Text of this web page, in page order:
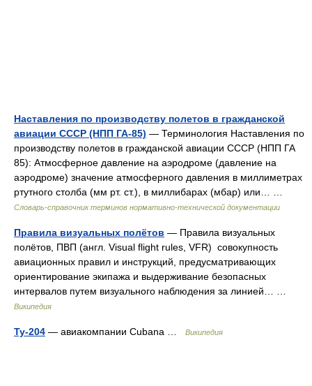
Наставления по производству полетов в гражданской
авиации СССР (НПП ГА-85) — Терминология Наставления по
производству полетов в гражданской авиации СССР (НПП ГА
85): Атмосферное давление на аэродроме (давление на
аэродроме) значение атмосферного давления в миллиметрах
ртутного столба (мм рт. ст.), в миллибарах (мбар) или… …
Словарь-справочник терминов нормативно-технической документации
Правила визуальных полётов — Правила визуальных
полётов, ПВП (англ. Visual flight rules, VFR) совокупность
авиационных правил и инструкций, предусматривающих
ориентирование экипажа и выдерживание безопасных
интервалов путем визуального наблюдения за линией… …
Википедия
Ту-204 — авиакомпании Cubana … Википедия